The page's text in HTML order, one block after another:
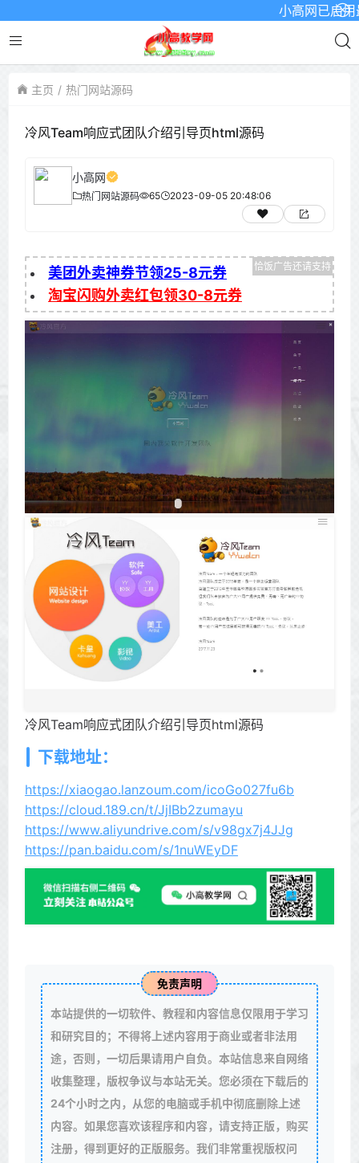
小高网已启用最
主页 热门网站源码
冷风Team响应式团队介绍引导页html源码
小高网
热门网站源码 65 2023-09-05 20:48:06
美团外卖神券节领25-8元券
淘宝闪购外卖红包领30-8元券
冷风Team响应式团队介绍引导页html源码
下载地址：
https://xiaogao.lanzoum.com/icoGo027fu6b
https://cloud.189.cn/t/JjIBb2zumayu
https://www.aliyundrive.com/s/v98gx7j4JJg
https://pan.baidu.com/s/1nuWEyDF
免责声明
本站提供的一切软件、教程和内容信息仅限用于学习
和研究目的；不得将上述内容用于商业或者非法用
途，否则，一切后果请用户自负。本站信息来自网络
收集整理，版权争议与本站无关。您必须在下载后的
24个小时之内，从您的电脑或手机中彻底删除上述
内容。如果您喜欢该程序和内容，请支持正版，购买
注册，得到更好的正版服务。我们非常重视版权问